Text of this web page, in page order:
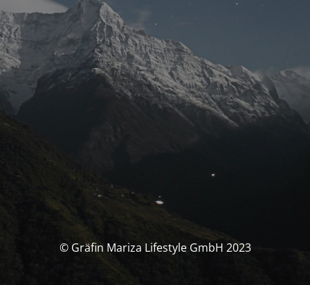
© Gräfin Mariza Lifestyle GmbH 2023